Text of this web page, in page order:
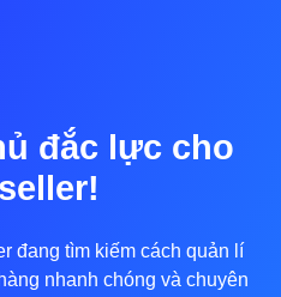
đắc lực cho
đang tìm kiếm cách quản lí
nhanh chóng và chuyên